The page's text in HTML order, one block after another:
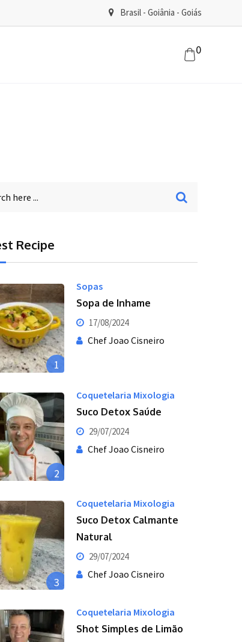
Brasil - Goiânia - Goiás
0
Recipe
1
Sopas
Sopa de Inhame
17/08/2024
Chef Joao Cisneiro
2
Coquetelaria Mixologia
Suco Detox Saúde
29/07/2024
Chef Joao Cisneiro
3
Coquetelaria Mixologia
Suco Detox Calmante
Natural
29/07/2024
Chef Joao Cisneiro
Coquetelaria Mixologia
Shot Simples de Limão